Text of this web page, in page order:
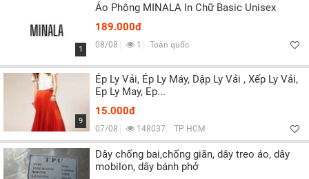
1
Áo Phông MINALA In Chữ Basic Unisex
189.000đ
08/08 1 Toàn quốc
9
Ép Ly Vải, Ép Ly Máy, Dập Ly Vải , Xếp Ly Vải,
Ep Ly May, Ep...
15.000đ
07/08 148037 TP HCM
Dây chống bai,chống giãn, dây treo áo, dây
mobilon, dây bánh phở